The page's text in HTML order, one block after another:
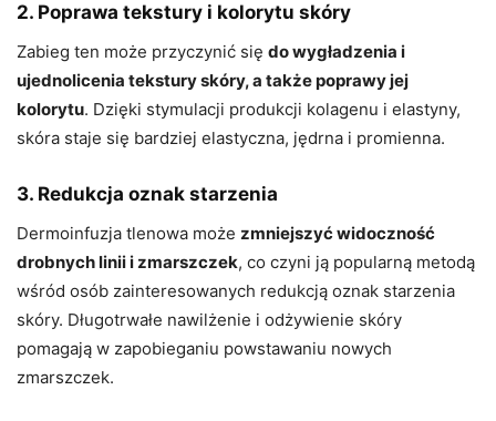
2. Poprawa tekstury i kolorytu skóry
Zabieg ten może przyczynić się do wygładzenia i
ujednolicenia tekstury skóry, a także poprawy jej
kolorytu. Dzięki stymulacji produkcji kolagenu i elastyny,
skóra staje się bardziej elastyczna, jędrna i promienna.
3. Redukcja oznak starzenia
Dermoinfuzja tlenowa może zmniejszyć widoczność
drobnych linii i zmarszczek, co czyni ją popularną metodą
wśród osób zainteresowanych redukcją oznak starzenia
skóry. Długotrwałe nawilżenie i odżywienie skóry
pomagają w zapobieganiu powstawaniu nowych
zmarszczek.